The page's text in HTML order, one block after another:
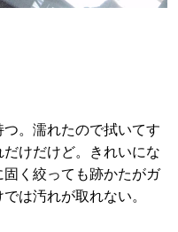
。濡れたので拭いてす
けだけど。きれいにな
く絞っても跡かたがガ
は汚れが取れない。